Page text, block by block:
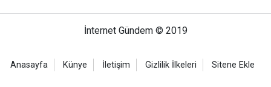
İnternet Gündem © 2019
Anasayfa Künye İletişim Gizlilik İlkeleri Sitene Ekle